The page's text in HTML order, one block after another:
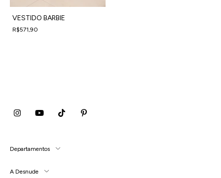
VESTIDO BARBIE
R$571,90
Departamentos
A Desnude